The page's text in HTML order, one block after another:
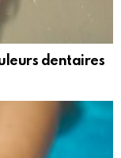
dentaires